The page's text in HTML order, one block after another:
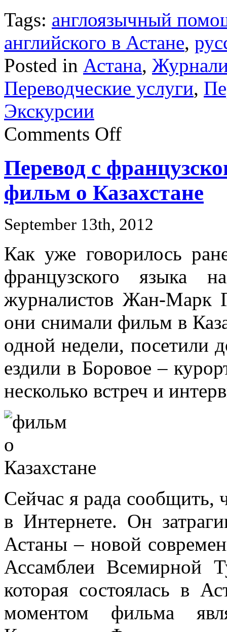
Tags: англоязычный
английского в Астане,
Posted in Астана,
Переводческие услуги,
Экскурсии
Comments Off
Перевод с
фильм о Казахстане
September 13th, 2012
Как уже говорилось
французского языка
журналистов Жан-Марк
они снимали фильм в
одной недели, посетили
ездили в Боровое –
несколько встреч и
Сейчас я рада сообщить,
в Интернете. Он
Астаны – новой
Ассамблеи Всемирной
которая состоялась в
моментом фильма